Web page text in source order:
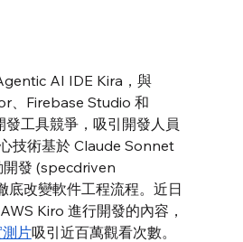
AI IDE Kira，與
、Firebase Studio 和
工具競爭，吸引開發人員
技術基於 Claude Sonnet
發 (specdriven
改變軟件工程流程。近日
Kiro 進行開發的內容，
片吸引近百萬觀看次數。